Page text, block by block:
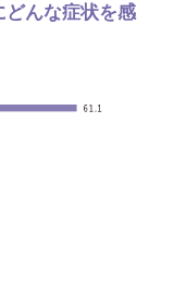
どんな症状を感